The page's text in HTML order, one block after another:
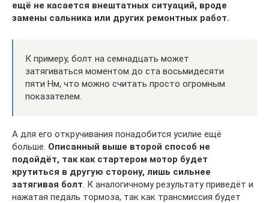
ещё не касается внештатных ситуаций, вроде
замены сальника или других ремонтных работ.
К примеру, болт на семнадцать может
затягиваться моментом до ста восьмидесяти
пяти Нм, что можно считать просто огромным
показателем.
А для его откручивания понадобится усилие ещё
больше. Описанный выше второй способ не
подойдёт, так как стартером мотор будет
крутиться в другую сторону, лишь сильнее
затягивая болт. К аналогичному результату приведёт и
нажатая педаль тормоза, так как трансмиссия будет